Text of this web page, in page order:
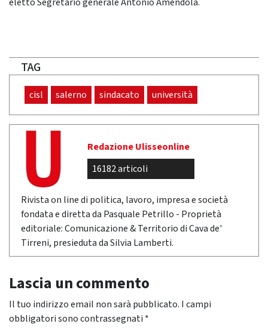
TAG
cisl salerno sindacato università
Redazione Ulisseonline
16182 articoli
Rivista on line di politica, lavoro, impresa e società
fondata e diretta da Pasquale Petrillo - Proprietà
editoriale: Comunicazione & Territorio di Cava de'
Tirreni, presieduta da Silvia Lamberti.
Lascia un commento
Il tuo indirizzo email non sarà pubblicato. I campi
obbligatori sono contrassegnati *